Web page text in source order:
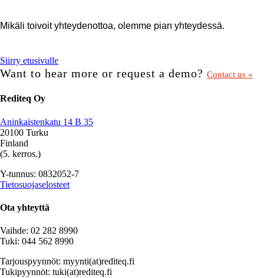
Mikäli toivoit yhteydenottoa, olemme pian yhteydessä.
Siirry etusivulle
Want to hear more or request a demo? Contact us »
Rediteq Oy
Aninkaistenkatu 14 B 35
20100 Turku
Finland
(5. kerros.)
Y-tunnus: 0832052-7
Tietosuojaselosteet
Ota yhteyttä
Vaihde: 02 282 8990
Tuki: 044 562 8990
Tarjouspyynnöt: myynti(at)rediteq.fi
Tukipyynnöt: tuki(at)rediteq.fi